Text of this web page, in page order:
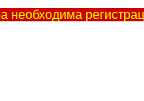
необходима